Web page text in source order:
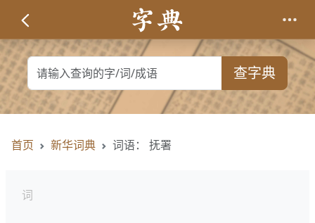
查字典
首页 新华词典 词语： 抚署
词